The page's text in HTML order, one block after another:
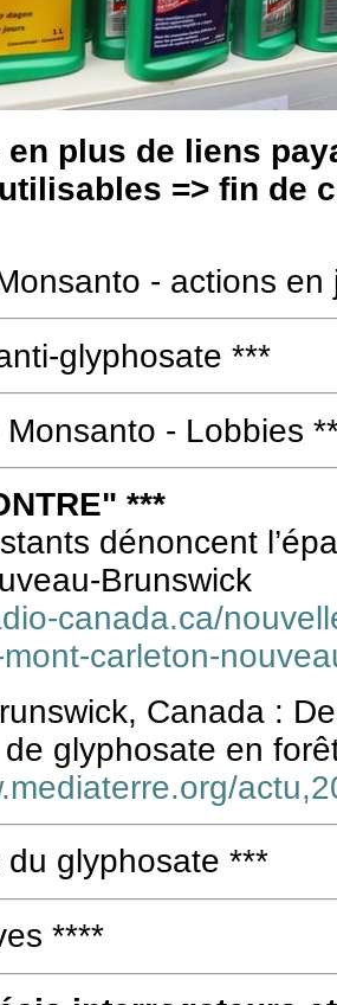
en plus de liens
=> fin de
- actions en
glyphosate ***
- Lobbies
***
dénoncent
Brunswick
canada.ca/
carleton-
Canada :
de glyphosate en
glyphosate ***
****